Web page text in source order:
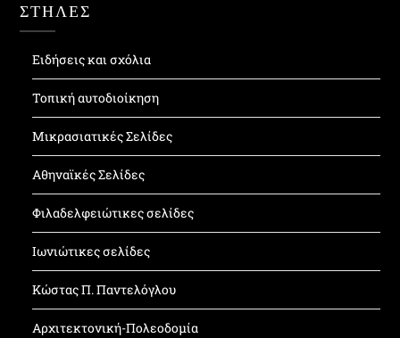
ΣΤΗΛΕΣ
Ειδήσεις και σχόλια
Τοπική αυτοδιοίκηση
Μικρασιατικές Σελίδες
Αθηναϊκές Σελίδες
Φιλαδελφειώτικες σελίδες
Ιωνιώτικες σελίδες
Κώστας Π. Παντελόγλου
Αρχιτεκτονική-Πολεοδομία